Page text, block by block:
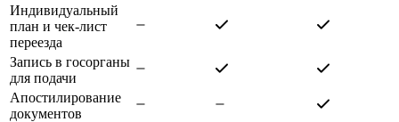
Индивидуальный
план и чек-лист
переезда
Запись в госорганы
для подачи
Апостилирование
документов